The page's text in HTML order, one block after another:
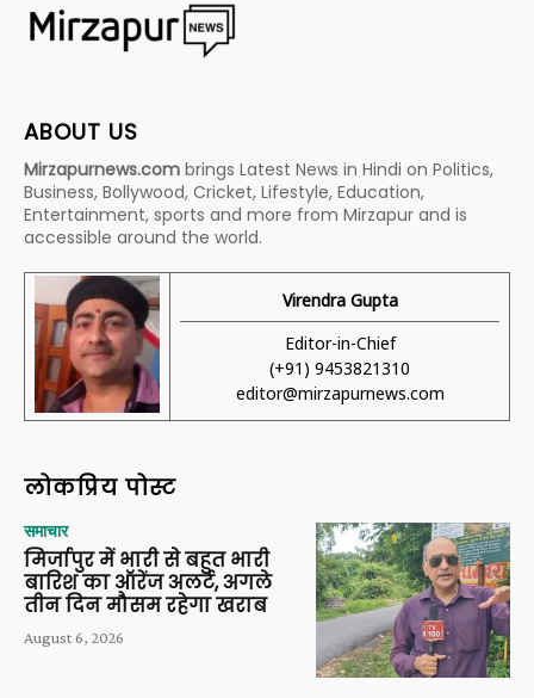
ABOUT US
Mirzapurnews.com brings Latest News in Hindi on Politics,
Business, Bollywood, Cricket, Lifestyle, Education,
Entertainment, sports and more from Mirzapur and is
accessible around the world.
Virendra Gupta
Editor-in-Chief
(+91) 9453821310
editor@mirzapurnews.com
लोकप्रिय पोस्ट
समाचार
मिर्जापुर में भारी से बहुत भारी
बारिश का ऑरेंज अलर्ट, अगले
तीन दिन मौसम रहेगा खराब
August 6, 2026